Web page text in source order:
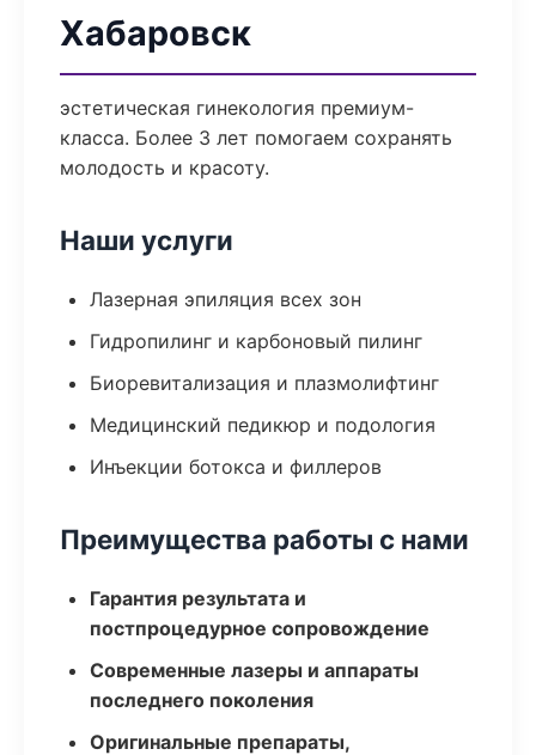
Хабаровск
эстетическая гинекология премиум-
класса. Более 3 лет помогаем сохранять
молодость и красоту.
Наши услуги
Лазерная эпиляция всех зон
Гидропилинг и карбоновый пилинг
Биоревитализация и плазмолифтинг
Медицинский педикюр и подология
Инъекции ботокса и филлеров
Преимущества работы с нами
Гарантия результата и
постпроцедурное сопровождение
Современные лазеры и аппараты
последнего поколения
Оригинальные препараты,